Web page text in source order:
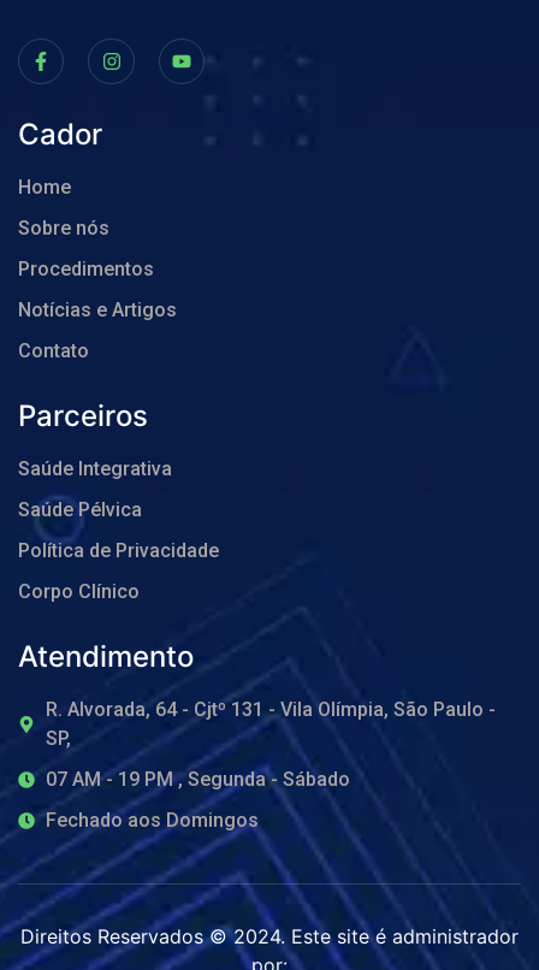
Cador
Home
Sobre nós
Procedimentos
Notícias e Artigos
Contato
Parceiros
Saúde Integrativa
Saúde Pélvica
Política de Privacidade
Corpo Clínico
Atendimento
R. Alvorada, 64 - Cjtº 131 - Vila Olímpia, São Paulo -
SP,
07 AM - 19 PM , Segunda - Sábado
Fechado aos Domingos
Direitos Reservados © 2024. Este site é administrador